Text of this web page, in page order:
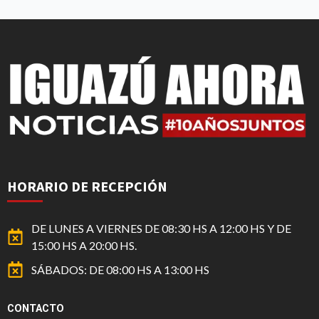
HORARIO DE RECEPCIÓN
DE LUNES A VIERNES DE 08:30 HS A 12:00 HS Y DE
15:00 HS A 20:00 HS.
SÁBADOS: DE 08:00 HS A 13:00 HS
CONTACTO